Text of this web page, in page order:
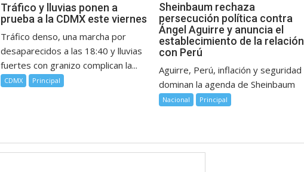
Tráfico y lluvias ponen a
prueba a la CDMX este viernes
Tráfico denso, una marcha por
desaparecidos a las 18:40 y lluvias
fuertes con granizo complican la...
CDMX Principal
Sheinbaum rechaza
persecución política contra
Ángel Aguirre y anuncia el
establecimiento de la relación
con Perú
Aguirre, Perú, inflación y seguridad
dominan la agenda de Sheinbaum
Nacional Principal